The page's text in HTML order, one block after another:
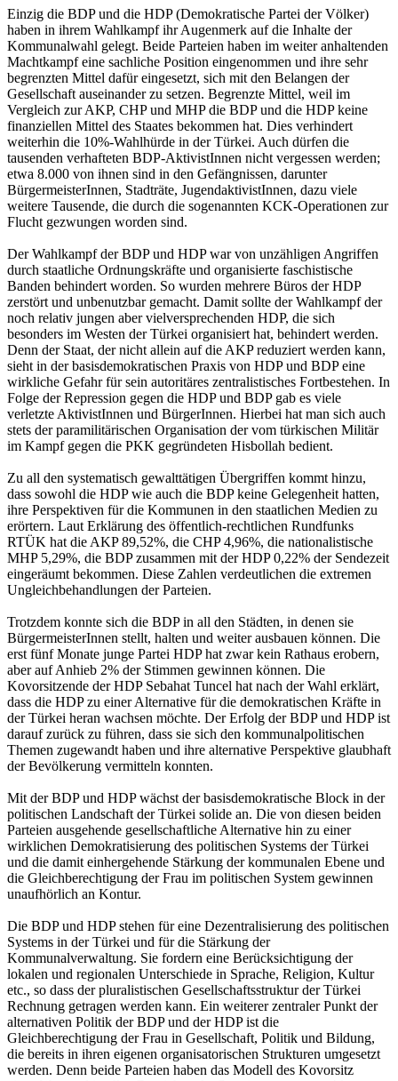
Einzig die BDP und die HDP (Demokratische Partei der Völker)
haben in ihrem Wahlkampf ihr Augenmerk auf die Inhalte der
Kommunalwahl gelegt. Beide Parteien haben im weiter anhaltenden
Machtkampf eine sachliche Position eingenommen und ihre sehr
begrenzten Mittel dafür eingesetzt, sich mit den Belangen der
Gesellschaft auseinander zu setzen. Begrenzte Mittel, weil im
Vergleich zur AKP, CHP und MHP die BDP und die HDP keine
finanziellen Mittel des Staates bekommen hat. Dies verhindert
weiterhin die 10%-Wahlhürde in der Türkei. Auch dürfen die
tausenden verhafteten BDP-AktivistInnen nicht vergessen werden;
etwa 8.000 von ihnen sind in den Gefängnissen, darunter
BürgermeisterInnen, Stadträte, JugendaktivistInnen, dazu viele
weitere Tausende, die durch die sogenannten KCK-Operationen zur
Flucht gezwungen worden sind.
Der Wahlkampf der BDP und HDP war von unzähligen Angriffen
durch staatliche Ordnungskräfte und organisierte faschistische
Banden behindert worden. So wurden mehrere Büros der HDP
zerstört und unbenutzbar gemacht. Damit sollte der Wahlkampf der
noch relativ jungen aber vielversprechenden HDP, die sich
besonders im Westen der Türkei organisiert hat, behindert werden.
Denn der Staat, der nicht allein auf die AKP reduziert werden kann,
sieht in der basisdemokratischen Praxis von HDP und BDP eine
wirkliche Gefahr für sein autoritäres zentralistisches Fortbestehen. In
Folge der Repression gegen die HDP und BDP gab es viele
verletzte AktivistInnen und BürgerInnen. Hierbei hat man sich auch
stets der paramilitärischen Organisation der vom türkischen Militär
im Kampf gegen die PKK gegründeten Hisbollah bedient.
Zu all den systematisch gewalttätigen Übergriffen kommt hinzu,
dass sowohl die HDP wie auch die BDP keine Gelegenheit hatten,
ihre Perspektiven für die Kommunen in den staatlichen Medien zu
erörtern. Laut Erklärung des öffentlich-rechtlichen Rundfunks
RTÜK hat die AKP 89,52%, die CHP 4,96%, die nationalistische
MHP 5,29%, die BDP zusammen mit der HDP 0,22% der Sendezeit
eingeräumt bekommen. Diese Zahlen verdeutlichen die extremen
Ungleichbehandlungen der Parteien.
Trotzdem konnte sich die BDP in all den Städten, in denen sie
BürgermeisterInnen stellt, halten und weiter ausbauen können. Die
erst fünf Monate junge Partei HDP hat zwar kein Rathaus erobern,
aber auf Anhieb 2% der Stimmen gewinnen können. Die
Kovorsitzende der HDP Sebahat Tuncel hat nach der Wahl erklärt,
dass die HDP zu einer Alternative für die demokratischen Kräfte in
der Türkei heran wachsen möchte. Der Erfolg der BDP und HDP ist
darauf zurück zu führen, dass sie sich den kommunalpolitischen
Themen zugewandt haben und ihre alternative Perspektive glaubhaft
der Bevölkerung vermitteln konnten.
Mit der BDP und HDP wächst der basisdemokratische Block in der
politischen Landschaft der Türkei solide an. Die von diesen beiden
Parteien ausgehende gesellschaftliche Alternative hin zu einer
wirklichen Demokratisierung des politischen Systems der Türkei
und die damit einhergehende Stärkung der kommunalen Ebene und
die Gleichberechtigung der Frau im politischen System gewinnen
unaufhörlich an Kontur.
Die BDP und HDP stehen für eine Dezentralisierung des politischen
Systems in der Türkei und für die Stärkung der
Kommunalverwaltung. Sie fordern eine Berücksichtigung der
lokalen und regionalen Unterschiede in Sprache, Religion, Kultur
etc., so dass der pluralistischen Gesellschaftsstruktur der Türkei
Rechnung getragen werden kann. Ein weiterer zentraler Punkt der
alternativen Politik der BDP und der HDP ist die
Gleichberechtigung der Frau in Gesellschaft, Politik und Bildung,
die bereits in ihren eigenen organisatorischen Strukturen umgesetzt
werden. Denn beide Parteien haben das Modell des Kovorsitz